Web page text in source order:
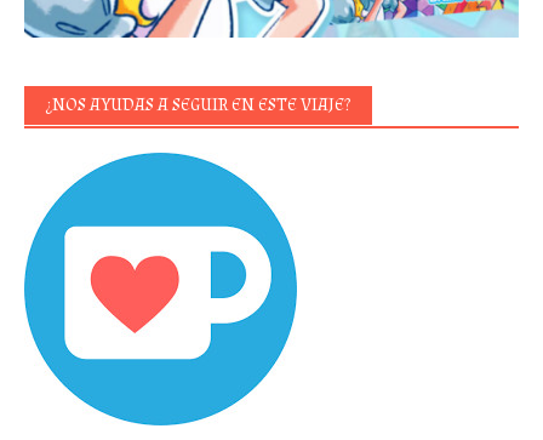
¿NOS AYUDAS A SEGUIR EN ESTE VIAJE?